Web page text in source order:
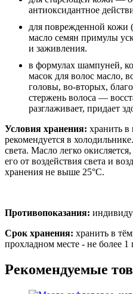
антиоксидантное
для поврежденной
масло семян примулы
и заживления.
в формулах шампуней,
масок для волос масло,
головы, во-вторых,
стержень волоса —
разглаживает, придает
Условия хранения: хранить в
рекомендуется в
света. Масло легко
его от воздействия света и
хранения не выше 25°С.
Противопоказания:
Срок хранения: хранить в
прохладном месте - не более 1
Рекомендуемые